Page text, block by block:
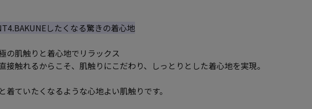
したくなる驚きの着心地
の肌触りと着心地でリラックス
接触れるからこそ、肌触りにこだわり、しっとりとした着心地を実現。
着ていたくなるような心地よい肌触りです。